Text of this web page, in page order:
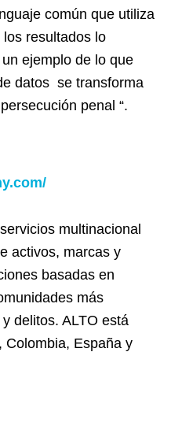
común que utiliza
resultados lo
ejemplo de lo que
datos se transforma
penal “.
multinacional
activos, marcas y
basadas en
más
delitos. ALTO está
Colombia, España y